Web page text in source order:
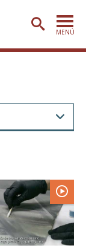
MENÚ